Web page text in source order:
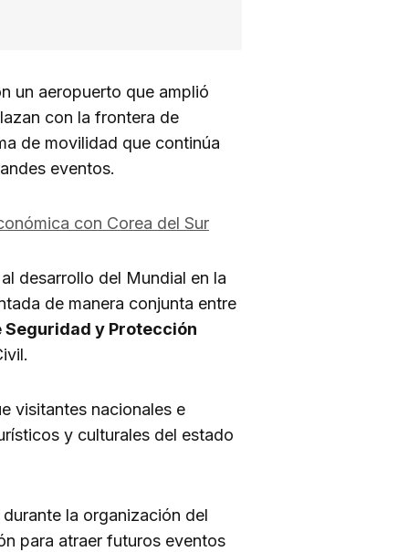
un aeropuerto que amplió
con la frontera de
de movilidad que continúa
eventos.
con Corea del Sur
desarrollo del Mundial en la
de manera conjunta entre
y Protección
visitantes nacionales e
y culturales del estado
la organización del
para atraer futuros eventos